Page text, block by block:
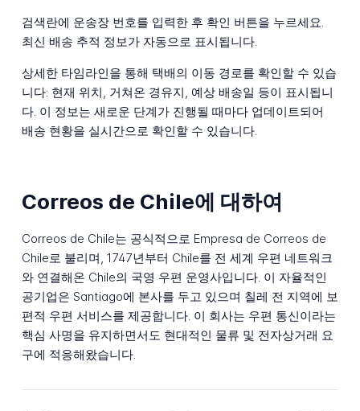
검색란에 운송장 번호를 입력한 후 확인 버튼을 누르세요.
최신 배송 추적 정보가 자동으로 표시됩니다.
상세한 타임라인을 통해 택배의 이동 경로를 확인할 수 있습
니다: 현재 위치, 거쳐온 경유지, 예상 배송일 등이 표시됩니
다. 이 정보는 새로운 단계가 진행될 때마다 업데이트되어
배송 현황을 실시간으로 확인할 수 있습니다.
Correos de Chile에 대하여
Correos de Chile는 공식적으로 Empresa de Correos de
Chile로 불리며, 1747년부터 Chile를 전 세계 우편 네트워크
와 연결해온 Chile의 국영 우편 운영사입니다. 이 자율적인
공기업은 Santiago에 본사를 두고 있으며 칠레 전 지역에 보
편적 우편 서비스를 제공합니다. 이 회사는 우편 통신이라는
핵심 사명을 유지하면서도 현대적인 물류 및 전자상거래 요
구에 적응해왔습니다.